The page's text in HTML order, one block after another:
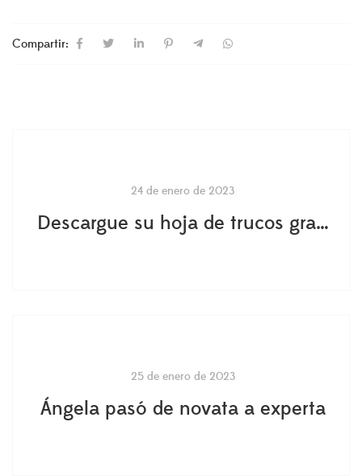
Compartir:
24 de enero de 2023
Descargue su hoja de trucos gratuita de la planta de Ficus Lyrata (Descargar ahora)
25 de enero de 2023
Ángela pasó de novata a experta